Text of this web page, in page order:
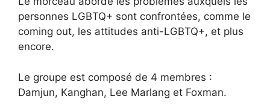
personnes LGBTQ+ sont confrontées, comme le
coming out, les attitudes anti-LGBTQ+, et plus
encore.
Le groupe est composé de 4 membres :
Damjun, Kanghan, Lee Marlang et Foxman.